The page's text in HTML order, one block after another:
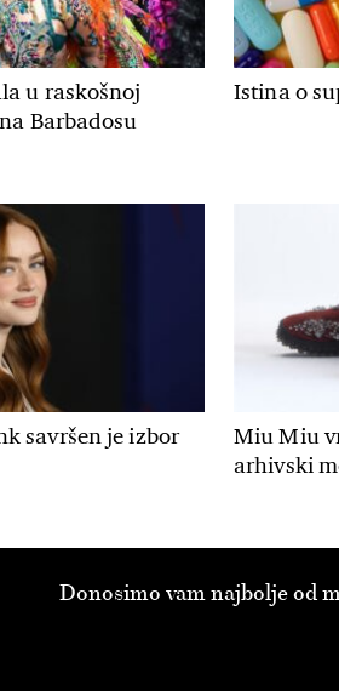
u raskošnoj
Barbadosu
Istina o
savršen je izbor
Miu Miu
arhivski
Donosimo vam najbolje od